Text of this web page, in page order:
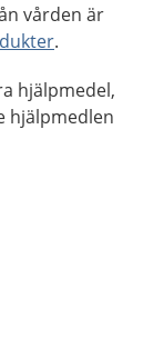
vården är
.
hjälpmedel,
hjälpmedlen